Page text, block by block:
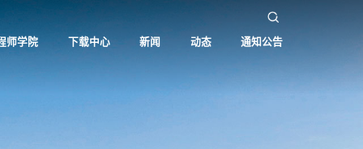
师学院 下载中心 新闻 动态 通知公告